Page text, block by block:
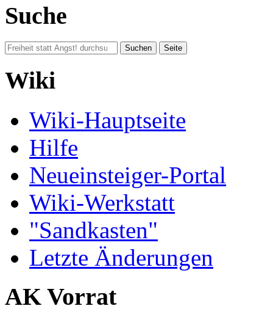
Suche
Wiki
Wiki-Hauptseite
Hilfe
Neueinsteiger-Portal
Wiki-Werkstatt
"Sandkasten"
Letzte Änderungen
AK Vorrat